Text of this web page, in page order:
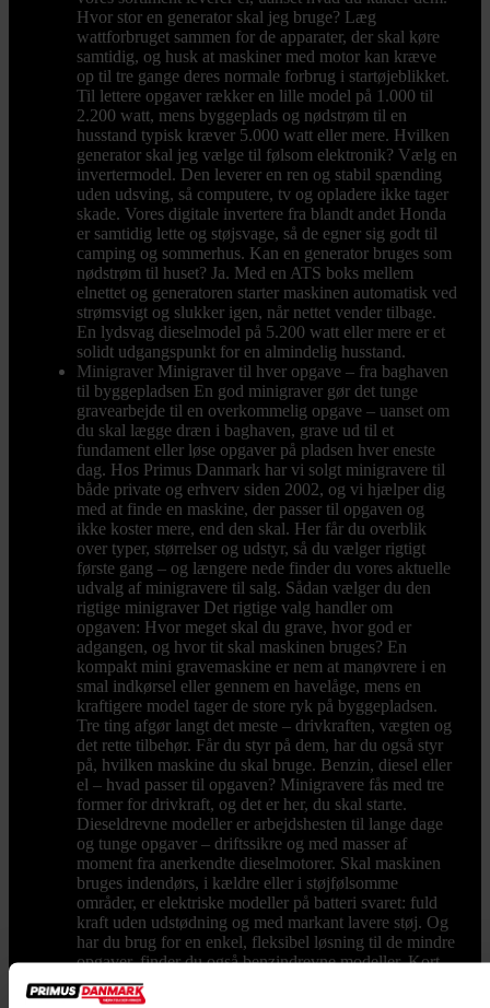
Hvor stor en generator skal jeg bruge? Læg
wattforbruget sammen for de apparater, der skal køre
samtidig, og husk at maskiner med motor kan kræve
op til tre gange deres normale forbrug i startøjeblikket.
Til lettere opgaver rækker en lille model på 1.000 til
2.200 watt, mens byggeplads og nødstrøm til en
husstand typisk kræver 5.000 watt eller mere. Hvilken
generator skal jeg vælge til følsom elektronik? Vælg en
invertermodel. Den leverer en ren og stabil spænding
uden udsving, så computere, tv og opladere ikke tager
skade. Vores digitale invertere fra blandt andet Honda
er samtidig lette og støjsvage, så de egner sig godt til
camping og sommerhus. Kan en generator bruges som
nødstrøm til huset? Ja. Med en ATS boks mellem
elnettet og generatoren starter maskinen automatisk ved
strømsvigt og slukker igen, når nettet vender tilbage.
En lydsvag dieselmodel på 5.200 watt eller mere er et
solidt udgangspunkt for en almindelig husstand.
Minigraver Minigraver til hver opgave – fra baghaven
til byggepladsen En god minigraver gør det tunge
gravearbejde til en overkommelig opgave – uanset om
du skal lægge dræn i baghaven, grave ud til et
fundament eller løse opgaver på pladsen hver eneste
dag. Hos Primus Danmark har vi solgt minigravere til
både private og erhverv siden 2002, og vi hjælper dig
med at finde en maskine, der passer til opgaven og
ikke koster mere, end den skal. Her får du overblik
over typer, størrelser og udstyr, så du vælger rigtigt
første gang – og længere nede finder du vores aktuelle
udvalg af minigravere til salg. Sådan vælger du den
rigtige minigraver Det rigtige valg handler om
opgaven: Hvor meget skal du grave, hvor god er
adgangen, og hvor tit skal maskinen bruges? En
kompakt mini gravemaskine er nem at manøvrere i en
smal indkørsel eller gennem en havelåge, mens en
kraftigere model tager de store ryk på byggepladsen.
Tre ting afgør langt det meste – drivkraften, vægten og
det rette tilbehør. Får du styr på dem, har du også styr
på, hvilken maskine du skal bruge. Benzin, diesel eller
el – hvad passer til opgaven? Minigravere fås med tre
former for drivkraft, og det er her, du skal starte.
Dieseldrevne modeller er arbejdshesten til lange dage
og tunge opgaver – driftssikre og med masser af
moment fra anerkendte dieselmotorer. Skal maskinen
bruges indendørs, i kældre eller i støjfølsomme
områder, er elektriske modeller på batteri svaret: fuld
kraft uden udstødning og med markant lavere støj. Og
har du brug for en enkel, fleksibel løsning til de mindre
opgaver, finder du også benzindrevne modeller. Kort
sagt: vælg diesel til drift og holdbarhed, el til indendørs
og støjfrit, benzin til det lette og fleksible. Størrelse og